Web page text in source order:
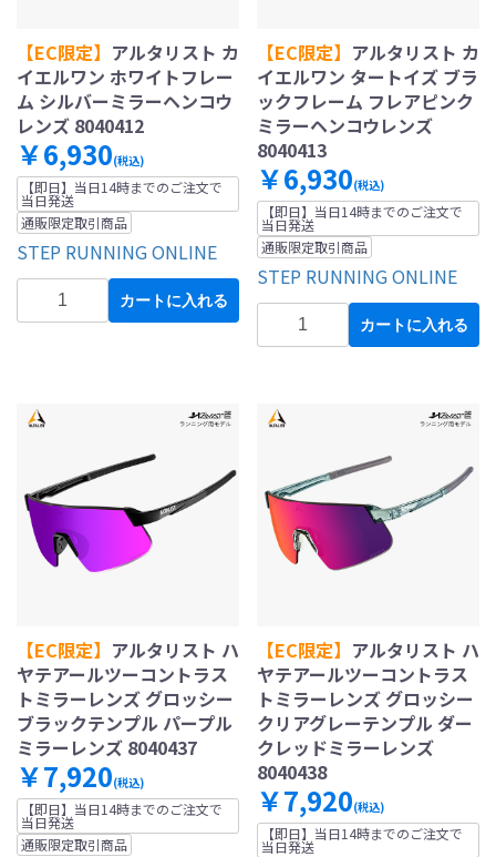
【EC限定】 アルタリスト カ
イエルワン ホワイトフレー
ム シルバーミラーヘンコウ
レンズ 8040412
￥6,930(税込)
【即日】当日14時までのご注文で
当日発送
通販限定取引商品
STEP RUNNING ONLINE
カートに入れる
【EC限定】 アルタリスト カ
イエルワン タートイズ ブラ
ックフレーム フレアピンク
ミラーヘンコウレンズ
8040413
￥6,930(税込)
【即日】当日14時までのご注文で
当日発送
通販限定取引商品
STEP RUNNING ONLINE
カートに入れる
【EC限定】 アルタリスト ハ
ヤテアールツーコントラス
トミラーレンズ グロッシー
ブラックテンプル パープル
ミラーレンズ 8040437
￥7,920(税込)
【即日】当日14時までのご注文で
当日発送
通販限定取引商品
【EC限定】 アルタリスト ハ
ヤテアールツーコントラス
トミラーレンズ グロッシー
クリアグレーテンプル ダー
クレッドミラーレンズ
8040438
￥7,920(税込)
【即日】当日14時までのご注文で
当日発送